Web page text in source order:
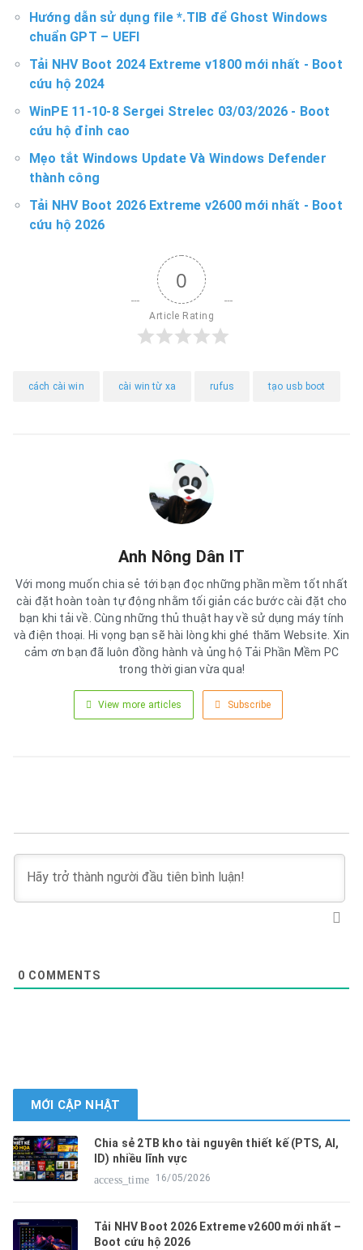
Hướng dẫn sử dụng file *.TIB để Ghost Windows
chuẩn GPT – UEFI
Tải NHV Boot 2024 Extreme v1800 mới nhất - Boot
cứu hộ 2024
WinPE 11-10-8 Sergei Strelec 03/03/2026 - Boot
cứu hộ đỉnh cao
Mẹo tắt Windows Update Và Windows Defender
thành công
Tải NHV Boot 2026 Extreme v2600 mới nhất - Boot
cứu hộ 2026
0
Article Rating
cách cài win cài win từ xa rufus tạo usb boot
Anh Nông Dân IT
Với mong muốn chia sẻ tới bạn đọc những phần mềm tốt nhất
cài đặt hoàn toàn tự động nhằm tối giản các bước cài đặt cho
bạn khi tải về. Cùng những thủ thuật hay về sử dụng máy tính
và điện thoại. Hi vọng bạn sẽ hài lòng khi ghé thăm Website. Xin
cảm ơn bạn đã luôn đồng hành và ủng hộ Tải Phần Mềm PC
trong thời gian vừa qua!
View more articles Subscribe
0 COMMENTS
MỚI CẬP NHẬT
Chia sẻ 2TB kho tài nguyên thiết kế (PTS, AI,
ID) nhiều lĩnh vực
access_time
16/05/2026
Tải NHV Boot 2026 Extreme v2600 mới nhất –
Boot cứu hộ 2026